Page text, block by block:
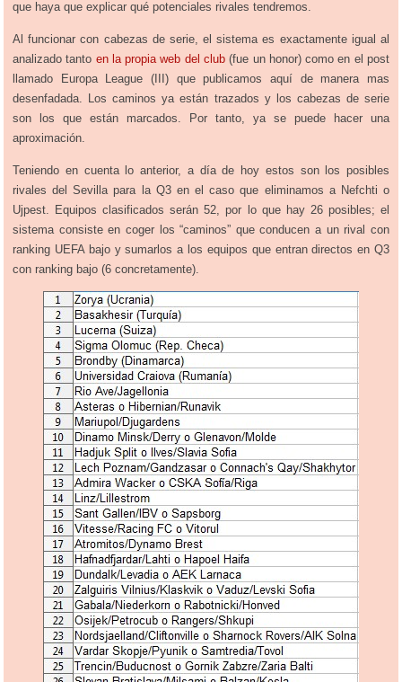
que haya que explicar qué potenciales rivales tendremos.
Al funcionar con cabezas de serie, el sistema es exactamente igual al
analizado tanto en la propia web del club (fue un honor) como en el post
llamado Europa League (III) que publicamos aquí de manera mas
desenfadada. Los caminos ya están trazados y los cabezas de serie
son los que están marcados. Por tanto, ya se puede hacer una
aproximación.
Teniendo en cuenta lo anterior, a día de hoy estos son los posibles
rivales del Sevilla para la Q3 en el caso que eliminamos a Nefchti o
Ujpest. Equipos clasificados serán 52, por lo que hay 26 posibles; el
sistema consiste en coger los “caminos” que conducen a un rival con
ranking UEFA bajo y sumarlos a los equipos que entran directos en Q3
con ranking bajo (6 concretamente).